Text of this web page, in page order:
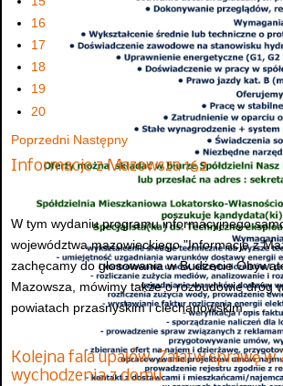
16
17
18
19
20
Poprzedni Następny
Informacje z Mazowsza 162
W tym wydaniu programu informacyjnego
województwa mazowieckiego "Informacje z
zachęcamy do głosowania w Budżecie
Mazowsza, mówimy także o rozbudowie dróg
powiatach przasnyskim i ciechanowskim...
Kolejna fala upałów. Załatw sprawę w
wychodzenia z domu